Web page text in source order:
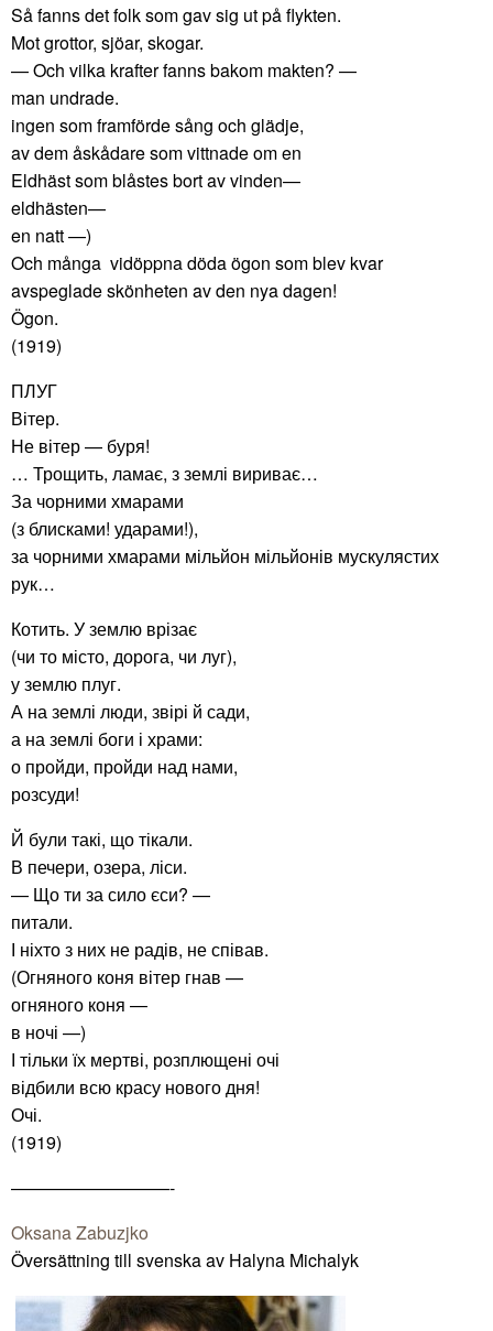
Så fanns det folk som gav sig ut på flykten.
Mot grottor, sjöar, skogar.
— Och vilka krafter fanns bakom makten? —
man undrade.
ingen som framförde sång och glädje,
av dem åskådare som vittnade om en
Eldhäst som blåstes bort av vinden—
eldhästen—
en natt —)
Och många vidöppna döda ögon som blev kvar
avspeglade skönheten av den nya dagen!
Ögon.
(1919)
ПЛУГ
Вітер.
Не вітер — буря!
… Трощить, ламає, з землі вириває…
За чорними хмарами
(з блисками! ударами!),
за чорними хмарами мільйон мільйонів мускулястих
рук…
Котить. У землю врізає
(чи то місто, дорога, чи луг),
у землю плуг.
А на землі люди, звірі й сади,
а на землі боги і храми:
о пройди, пройди над нами,
розсуди!
Й були такі, що тікали.
В печери, озера, ліси.
— Що ти за сило єси? —
питали.
І ніхто з них не радів, не співав.
(Огняного коня вітер гнав —
огняного коня —
в ночі —)
І тільки їх мертві, розплющені очі
відбили всю красу нового дня!
Очі.
(1919)
—————————-
Oksana Zabuzjko
Översättning till svenska av Halyna Michalyk